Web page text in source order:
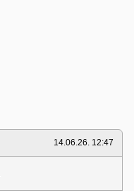
14.06.26. 12:47